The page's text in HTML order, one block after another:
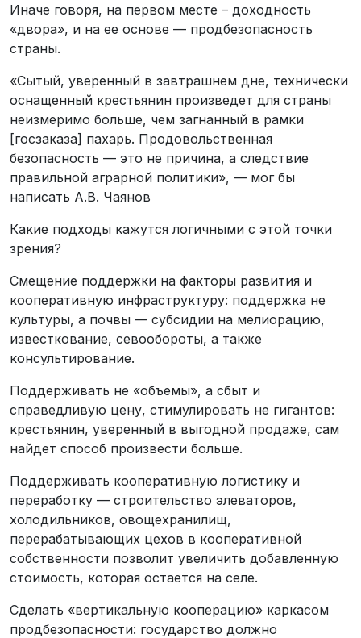
Иначе говоря, на первом месте – доходность
«двора», и на ее основе — продбезопасность
страны.
«Сытый, уверенный в завтрашнем дне, технически
оснащенный крестьянин произведет для страны
неизмеримо больше, чем загнанный в рамки
[госзаказа] пахарь. Продовольственная
безопасность — это не причина, а следствие
правильной аграрной политики», — мог бы
написать А.В. Чаянов
Какие подходы кажутся логичными с этой точки
зрения?
Смещение поддержки на факторы развития и
кооперативную инфраструктуру: поддержка не
культуры, а почвы — субсидии на мелиорацию,
известкование, севообороты, а также
консультирование.
Поддерживать не «объемы», а сбыт и
справедливую цену, стимулировать не гигантов:
крестьянин, уверенный в выгодной продаже, сам
найдет способ произвести больше.
Поддерживать кооперативную логистику и
переработку — строительство элеваторов,
холодильников, овощехранилищ,
перерабатывающих цехов в кооперативной
собственности позволит увеличить добавленную
стоимость, которая остается на селе.
Сделать «вертикальную кооперацию» каркасом
продбезопасности: государство должно